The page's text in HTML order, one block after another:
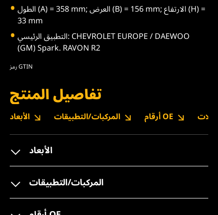
الطول (A) = 358 mm; العرض (B) = 156 mm; الارتفاع (H) =
33 mm
التطبيق الرئيسي: CHEVROLET EUROPE / DAEWOO
(GM) Spark. RAVON R2
رمز GTIN
تفاصيل المنتج
الأبعاد المركبات/التطبيقات أرقام OE
الأبعاد
المركبات/التطبيقات